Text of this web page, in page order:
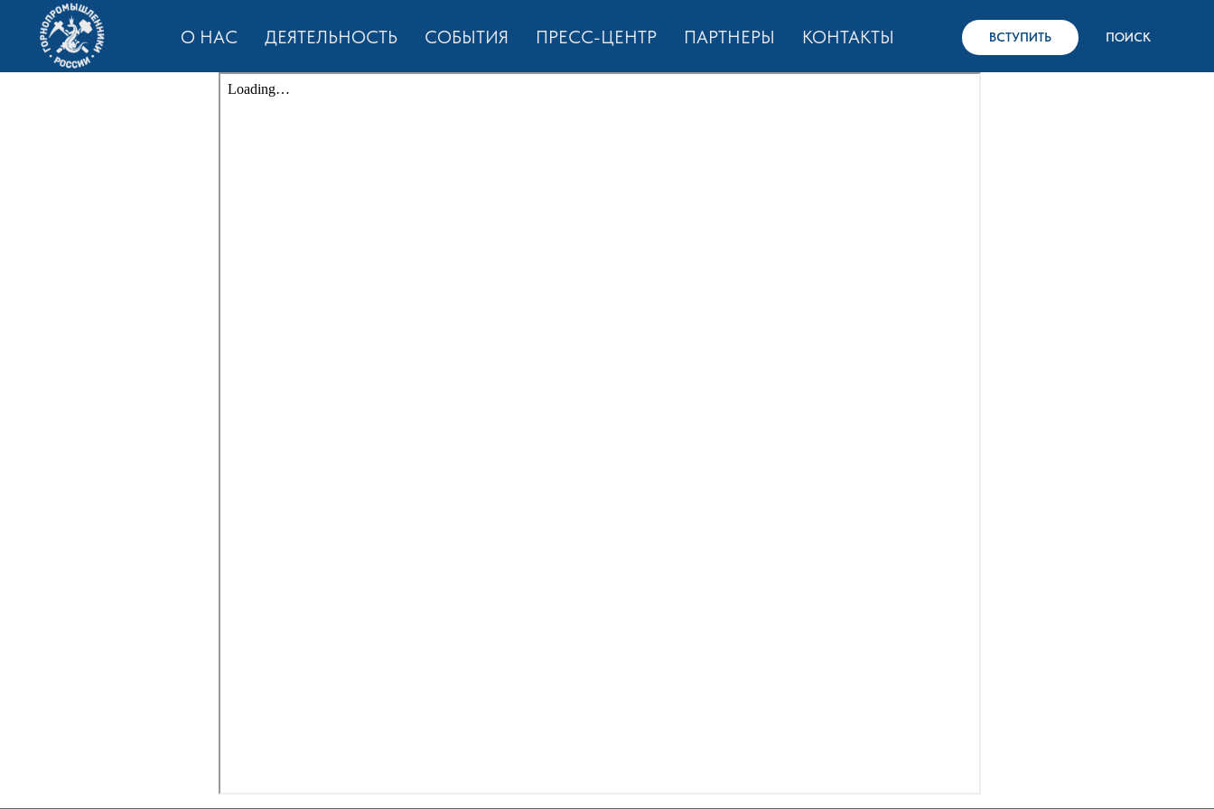
О НАС ДЕЯТЕЛЬНОСТЬ СОБЫТИЯ ПРЕСС-ЦЕНТР ПАРТНЕРЫ КОНТАКТЫ ВСТУПИТЬ ПОИСК